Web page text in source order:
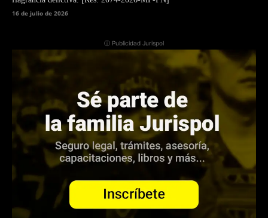
16 de julio de 2026
ⓘ Publicidad Jurispol